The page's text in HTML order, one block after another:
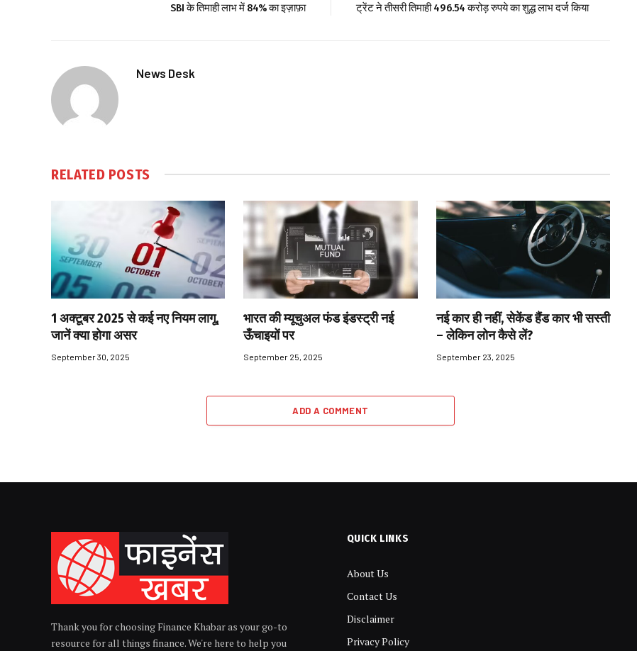
SBI के तिमाही लाभ में 84% का इज़ाफ़ा ट्रेंट ने तीसरी तिमाही 496.54 करोड़ रुपये का शुद्ध लाभ दर्ज किया
News Desk
RELATED POSTS
1 अक्टूबर 2025 से कई नए नियम लागू,
जानें क्या होगा असर
September 30, 2025
भारत की म्यूचुअल फंड इंडस्ट्री नई
ऊँचाइयों पर
September 25, 2025
नई कार ही नहीं, सेकेंड हैंड कार भी सस्ती
– लेकिन लोन कैसे लें?
September 23, 2025
ADD A COMMENT
Thank you for choosing Finance Khabar as your go-to
resource for all things finance. We're here to help you
QUICK LINKS
About Us
Contact Us
Disclaimer
Privacy Policy